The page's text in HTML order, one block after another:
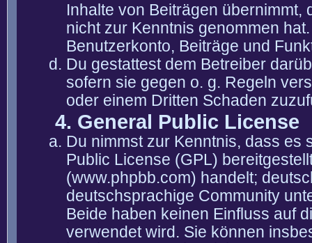
Inhalte von Beiträgen übernimmt,
nicht zur Kenntnis genommen
Benutzerkonto, Beiträge und
Du gestattest dem Betreiber
sofern sie gegen o. g. Regeln
oder einem Dritten Schaden
4. General Public License
Du nimmst zur Kenntnis, dass es
Public License (GPL)
(www.phpbb.com) handelt;
deutschsprachige Community
Beide haben keinen Einfluss auf
verwendet wird. Sie können